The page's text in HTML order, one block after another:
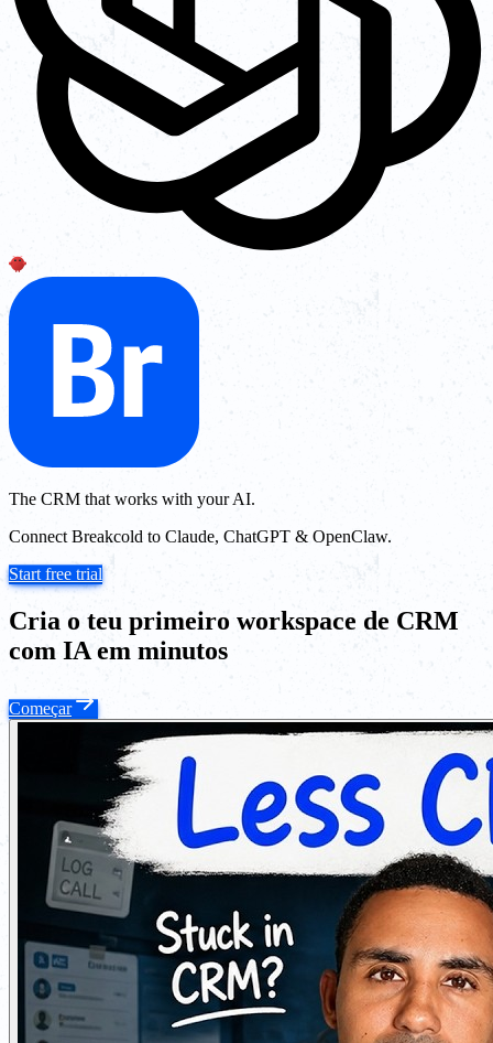
The CRM that works with your AI.
Connect Breakcold to Claude, ChatGPT & OpenClaw.
Start free trial
Cria o teu primeiro workspace de CRM
com IA em minutos
Começar